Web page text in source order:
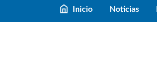
Inicio Noticias